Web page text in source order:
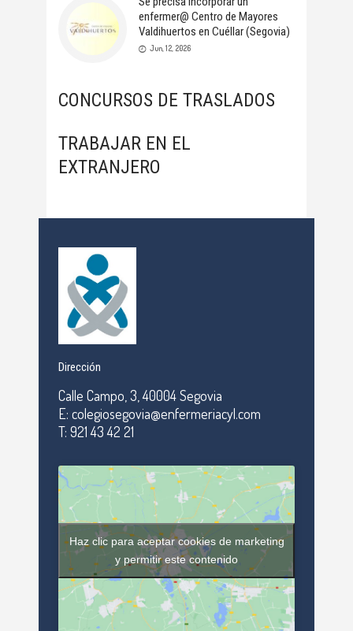
enfermer@ Centro de Mayores
Valdihuertos en Cuéllar (Segovia)
Jun, 12, 2026
CONCURSOS DE TRASLADOS
TRABAJAR EN EL
EXTRANJERO
Dirección
Calle Campo, 3, 40004 Segovia
E: colegiosegovia@enfermeriacyl.com
T: 921 43 42 21
Haz clic para aceptar cookies de marketing
y permitir este contenido